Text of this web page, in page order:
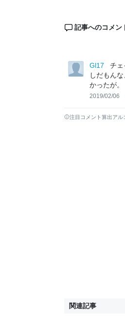
記事へのコメン
Gl17
チェ
しだもん
かったが。
2019/02/06
注目コメント算出アル
関連記事